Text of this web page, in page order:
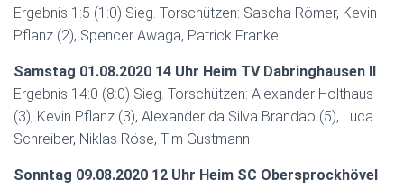
Ergebnis 1:5 (1:0) Sieg. Torschützen: Sascha Römer, Kevin
Pflanz (2), Spencer Awaga, Patrick Franke
Samstag 01.08.2020 14 Uhr Heim TV Dabringhausen II
Ergebnis 14:0 (8:0) Sieg. Torschützen: Alexander Holthaus
(3), Kevin Pflanz (3), Alexander da Silva Brandao (5), Luca
Schreiber, Niklas Röse, Tim Gustmann
Sonntag 09.08.2020 12 Uhr Heim SC Obersprockhövel